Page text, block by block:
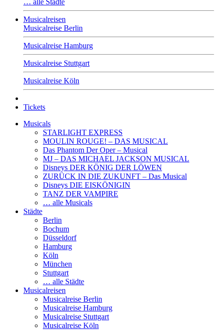
… alle Städte
Musicalreisen
Musicalreise Berlin
Musicalreise Hamburg
Musicalreise Stuttgart
Musicalreise Köln
Tickets
Musicals
STARLIGHT EXPRESS
MOULIN ROUGE! – DAS MUSICAL
Das Phantom Der Oper – Musical
MJ – DAS MICHAEL JACKSON MUSICAL
Disneys DER KÖNIG DER LÖWEN
ZURÜCK IN DIE ZUKUNFT – Das Musical
Disneys DIE EISKÖNIGIN
TANZ DER VAMPIRE
… alle Musicals
Städte
Berlin
Bochum
Düsseldorf
Hamburg
Köln
München
Stuttgart
… alle Städte
Musicalreisen
Musicalreise Berlin
Musicalreise Hamburg
Musicalreise Stuttgart
Musicalreise Köln